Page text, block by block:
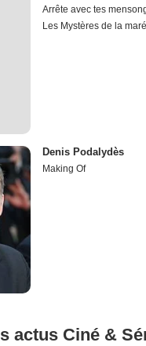
Arrête avec tes
Les Mystères de la
Denis Podalydès
Making Of
actus Ciné &